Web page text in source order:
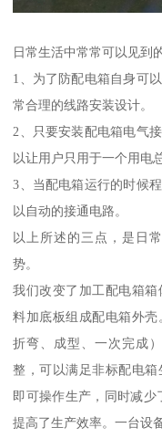
日常生活中常常可以见到
1、为了防配电箱自身可
常合理的线路安装设计。
2、只要安装配电箱电气
以让用户只用于一个用电
3、当配电箱运行的时候
以自动的接通电路。
以上所述的三点，是日
势。
我们改变了加工配电箱
料加底板组成配电箱外壳
折弯、成型、一次完成
整，可以满足非标配电
即可操作生产，同时减
提高了生产效率。一台设